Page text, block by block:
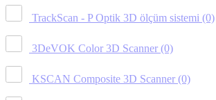
TrackScan - P Optik 3D ölçüm sistemi (0)
3DeVOK Color 3D Scanner (0)
KSCAN Composite 3D Scanner (0)